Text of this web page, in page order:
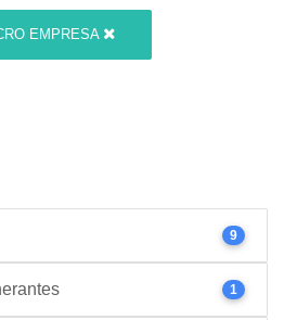
EMPRESA
9
1